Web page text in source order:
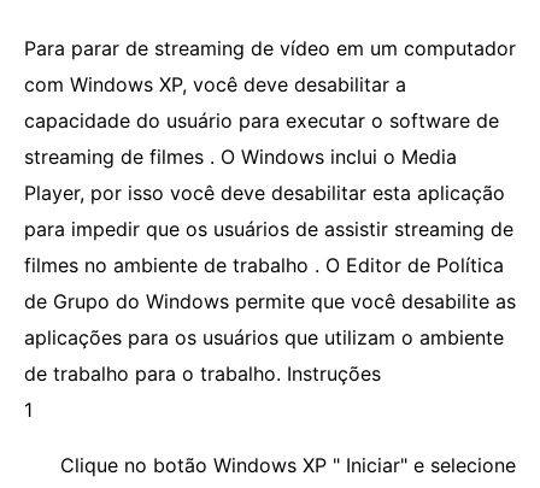
Para parar de streaming de vídeo em um computador
com Windows XP, você deve desabilitar a
capacidade do usuário para executar o software de
streaming de filmes . O Windows inclui o Media
Player, por isso você deve desabilitar esta aplicação
para impedir que os usuários de assistir streaming de
filmes no ambiente de trabalho . O Editor de Política
de Grupo do Windows permite que você desabilite as
aplicações para os usuários que utilizam o ambiente
de trabalho para o trabalho. Instruções
1
Clique no botão Windows XP " Iniciar" e selecione